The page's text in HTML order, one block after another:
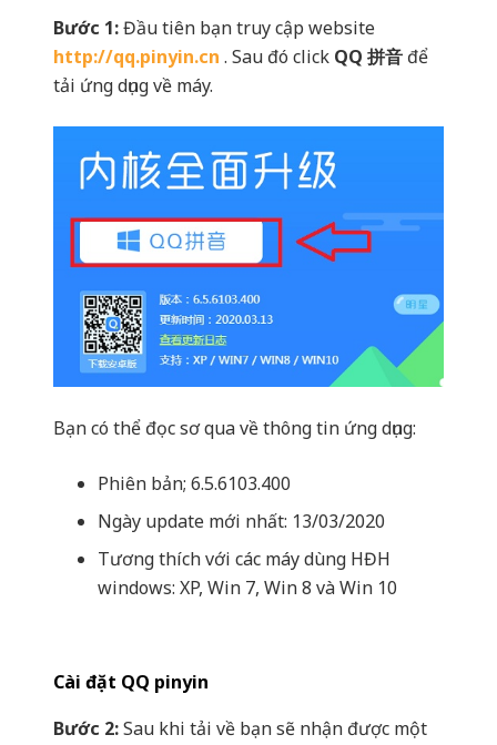
Bước 1:Đầu tiên bạn truy cập website
http://qq.pinyin.cn . Sau đó click QQ 拼音 để
tải ứng dụng về máy.
Bạn có thể đọc sơ qua về thông tin ứng dụng:
Phiên bản; 6.5.6103.400
Ngày update mới nhất: 13/03/2020
Tương thích với các máy dùng HĐH
windows: XP, Win 7, Win 8 và Win 10
Cài đặt QQ pinyin
Bước 2:Sau khi tải về bạn sẽ nhận được một